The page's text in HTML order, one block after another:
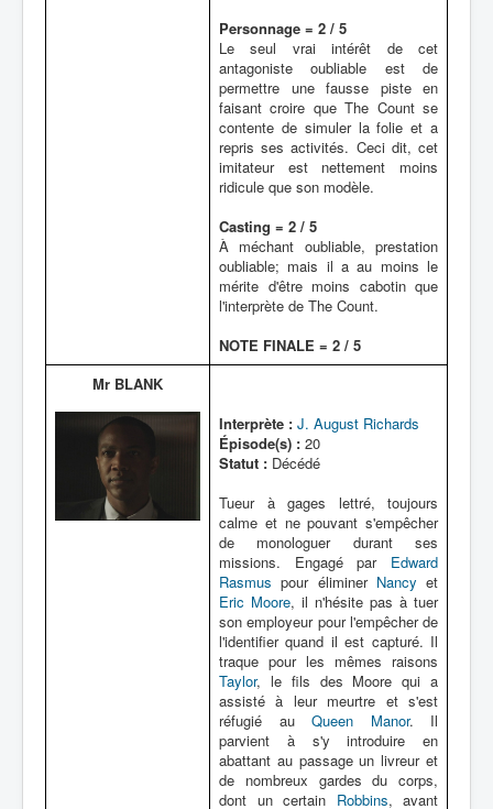
Personnage = 2 / 5
Le seul vrai intérêt de cet
antagoniste oubliable est de
permettre une fausse piste en
faisant croire que The Count se
contente de simuler la folie et a
repris ses activités. Ceci dit, cet
imitateur est nettement moins
ridicule que son modèle.
Casting = 2 / 5
À méchant oubliable, prestation
oubliable; mais il a au moins le
mérite d'être moins cabotin que
l'interprète de The Count.
NOTE FINALE = 2 / 5
Mr BLANK
Interprète : J. August Richards
Épisode(s) : 20
Statut : Décédé
Tueur à gages lettré, toujours
calme et ne pouvant s'empêcher
de monologuer durant ses
missions. Engagé par Edward
Rasmus pour éliminer Nancy et
Eric Moore, il n'hésite pas à tuer
son employeur pour l'empêcher de
l'identifier quand il est capturé. Il
traque pour les mêmes raisons
Taylor, le fils des Moore qui a
assisté à leur meurtre et s'est
réfugié au Queen Manor. Il
parvient à s'y introduire en
abattant au passage un livreur et
de nombreux gardes du corps,
dont un certain Robbins, avant